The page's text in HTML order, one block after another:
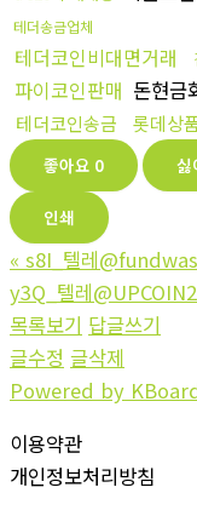
테더송금업체
테더코인비대면거래
파이코인판매 돈현금
테더코인송금 롯데상
좋아요 0 싫
인쇄
« s8I_텔레
y3Q_텔레
목록보기 답글쓰기
글수정 글삭제
Powered by
이용약관
개인정보처리방침